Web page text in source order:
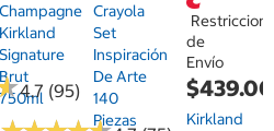
4.7 (95)
Champagne
Kirkland
Signature
Brut
750ml
Crayola
Set
Inspiración
De Arte
140
Piezas
de
Envío
$439.00
Kirkland